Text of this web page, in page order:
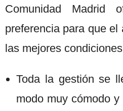
Comunidad Madrid
preferencia para que el
las mejores
Toda la gestión se
modo muy cómodo